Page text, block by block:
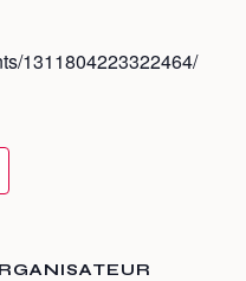
1311804223322464/